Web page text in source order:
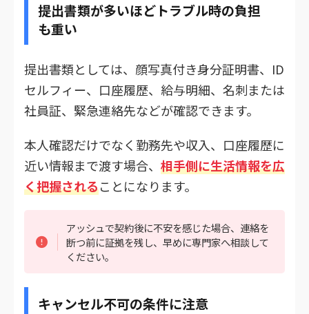
提出書類が多いほどトラブル時の負担
も重い
提出書類としては、顔写真付き身分証明書、ID
セルフィー、口座履歴、給与明細、名刺または
社員証、緊急連絡先などが確認できます。
本人確認だけでなく勤務先や収入、口座履歴に
近い情報まで渡す場合、 相手側に生活情報を広
く把握されることになります。
アッシュで契約後に不安を感じた場合、連絡を
断つ前に証拠を残し、早めに専門家へ相談して
ください。
キャンセル不可の条件に注意